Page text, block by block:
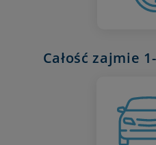
Całość zajmie